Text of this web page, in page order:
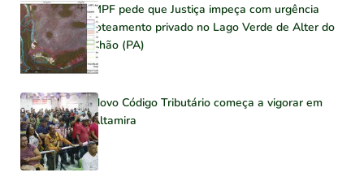
MPF pede que Justiça impeça com urgência
loteamento privado no Lago Verde de Alter do
Chão (PA)
Novo Código Tributário começa a vigorar em
Altamira